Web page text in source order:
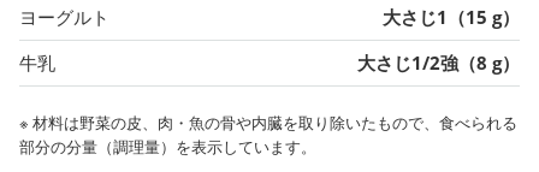
ヨーグルト
大さじ1（15 g）
牛乳
大さじ1/2強（8 g）
※ 材料は野菜の皮、肉・魚の骨や内臓を取り除いたもので、食べられる
部分の分量（調理量）を表示しています。